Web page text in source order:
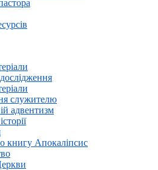
дослідження
служителю
адвентизм
книгу Апокаліпсис